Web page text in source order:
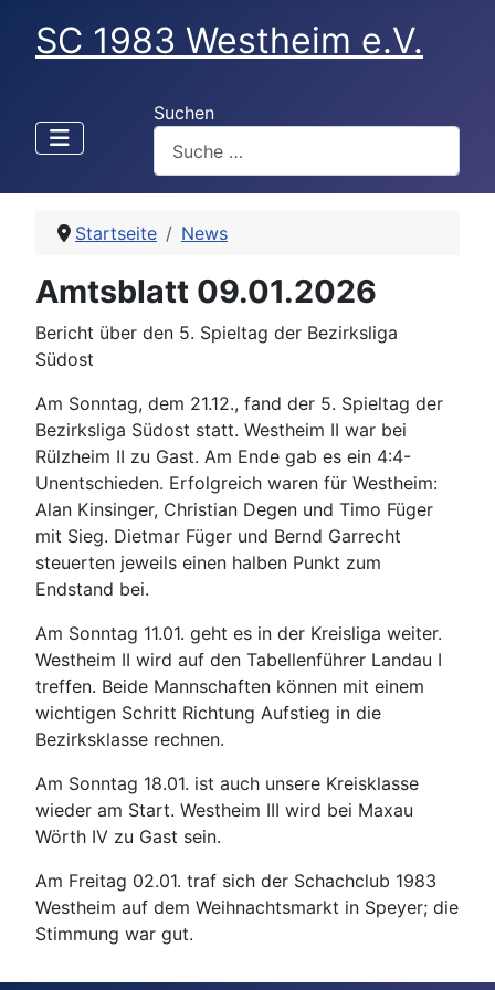
SC 1983 Westheim e.V.
Suchen
Startseite News
Amtsblatt 09.01.2026
Bericht über den 5. Spieltag der Bezirksliga
Südost
Am Sonntag, dem 21.12., fand der 5. Spieltag der
Bezirksliga Südost statt. Westheim II war bei
Rülzheim II zu Gast. Am Ende gab es ein 4:4-
Unentschieden. Erfolgreich waren für Westheim:
Alan Kinsinger, Christian Degen und Timo Füger
mit Sieg. Dietmar Füger und Bernd Garrecht
steuerten jeweils einen halben Punkt zum
Endstand bei.
Am Sonntag 11.01. geht es in der Kreisliga weiter.
Westheim II wird auf den Tabellenführer Landau I
treffen. Beide Mannschaften können mit einem
wichtigen Schritt Richtung Aufstieg in die
Bezirksklasse rechnen.
Am Sonntag 18.01. ist auch unsere Kreisklasse
wieder am Start. Westheim III wird bei Maxau
Wörth IV zu Gast sein.
Am Freitag 02.01. traf sich der Schachclub 1983
Westheim auf dem Weihnachtsmarkt in Speyer; die
Stimmung war gut.